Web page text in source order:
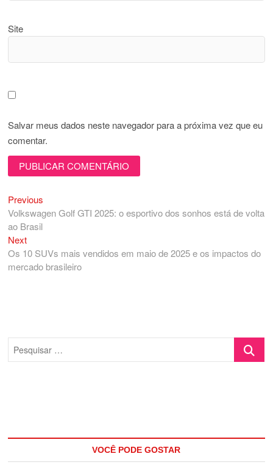
Site
Salvar meus dados neste navegador para a próxima vez que eu
comentar.
Navegação
de
Post
Previous
post:
Volkswagen Golf GTI 2025: o esportivo dos sonhos está de volta
ao Brasil
NextNext
post:
Os 10 SUVs mais vendidos em maio de 2025 e os impactos do
mercado brasileiro
VOCÊ PODE GOSTAR